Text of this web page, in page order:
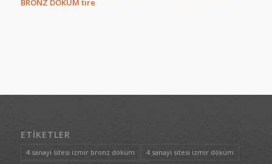
BRONZ DÖKÜM tire
ETIKETLER
4 sanayi sitesi izmir bronz döküm
4 sanayi sitesi izmir döküm